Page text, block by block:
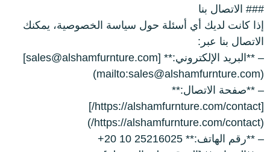
### الاتصال بنا
إذا كانت لديك أي أسئلة حول سياسة الخصوصية، يمكنك
الاتصال بنا عبر:
– **البريد الإلكتروني:** [sales@alshamfurnture.com]
(mailto:sales@alshamfurnture.com)
– **صفحة الاتصال:**
[https://alshamfurnture.com/contact/]
(https://alshamfurnture.com/contact/)
– **رقم الهاتف:** ⁦+20 10 25216025⁩